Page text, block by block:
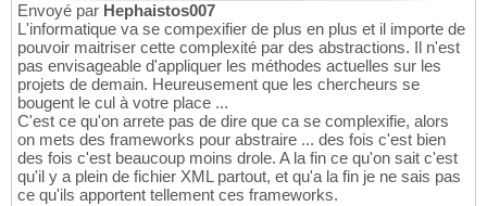
Envoyé par Hephaistos007
L'informatique va se compexifier de plus en plus et il importe de
pouvoir maitriser cette complexité par des abstractions. Il n'est
pas envisageable d'appliquer les méthodes actuelles sur les
projets de demain. Heureusement que les chercheurs se
bougent le cul à votre place ...
C'est ce qu'on arrete pas de dire que ca se complexifie, alors
on mets des frameworks pour abstraire ... des fois c'est bien
des fois c'est beaucoup moins drole. A la fin ce qu'on sait c'est
qu'il y a plein de fichier XML partout, et qu'a la fin je ne sais pas
ce qu'ils apportent tellement ces frameworks.